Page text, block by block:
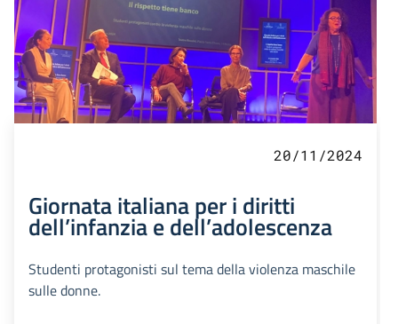
20/11/2024
Giornata italiana per i diritti
dell’infanzia e dell’adolescenza
Studenti protagonisti sul tema della violenza maschile
sulle donne.